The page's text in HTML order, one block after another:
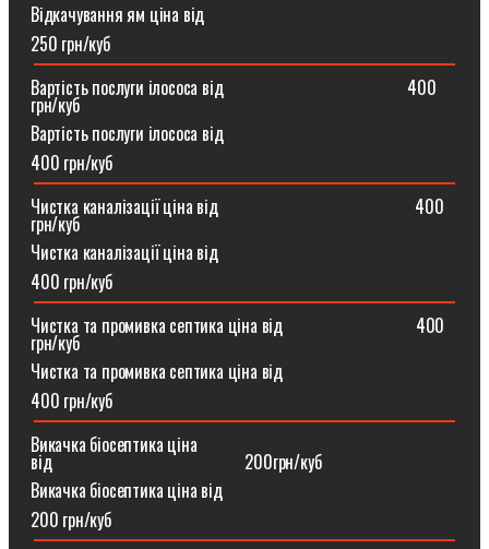
Відкачування ям ціна від
250 грн/куб
Вартість послуги ілососа від ⠀⠀⠀⠀⠀⠀⠀⠀⠀⠀⠀⠀⠀⠀400
грн/куб
Вартість послуги ілососа від
400 грн/куб
Чистка каналізації ціна від ⠀⠀⠀⠀⠀⠀⠀⠀⠀⠀⠀⠀⠀⠀⠀400
грн/куб
Чистка каналізації ціна від
400 грн/куб
Чистка та промивка септика ціна від ⠀⠀⠀⠀⠀⠀⠀⠀⠀⠀400
грн/куб
Чистка та промивка септика ціна від
400 грн/куб
Викачка біосептика ціна
від⠀⠀⠀⠀⠀⠀⠀⠀⠀⠀⠀⠀⠀⠀⠀200грн/куб
Викачка біосептика ціна від
200 грн/куб